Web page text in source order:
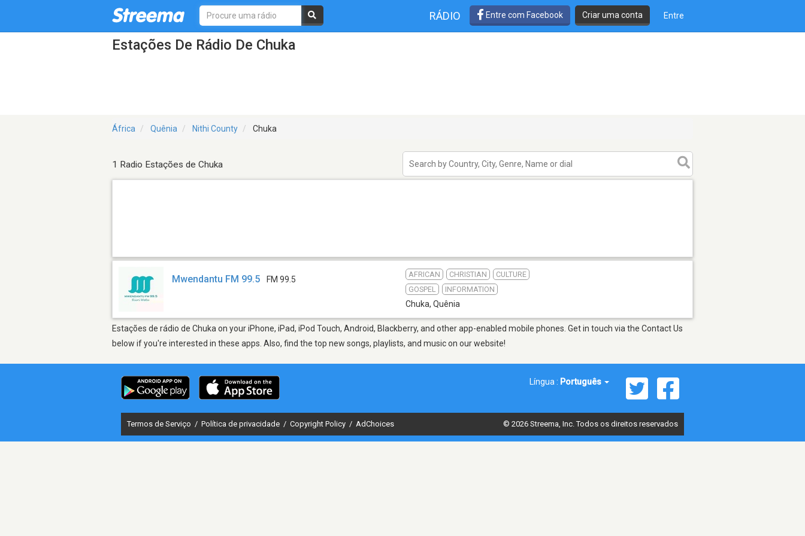
RÁDIO Entre com Facebook Criar uma conta Entre
Estações De Rádio De Chuka
África Quênia Nithi County Chuka
1 Radio Estações de Chuka
Mwendantu FM 99.5 FM 99.5
AFRICAN CHRISTIAN
CULTURE
GOSPEL
INFORMATION
Chuka, Quênia
Estações de rádio de Chuka on your iPhone, iPad, iPod Touch, Android, Blackberry, and other app-enabled mobile phones. Get in touch via the Contact Us
below if you're interested in these apps. Also, find the top new songs, playlists, and music on our website!
Língua : Português
Termos de Serviço / Política de privacidade / Copyright Policy / AdChoices © 2026 Streema, Inc. Todos os direitos reservados